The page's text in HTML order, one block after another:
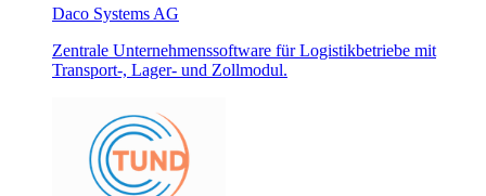
Daco Systems AG
Zentrale Unternehmenssoftware für Logistikbetriebe mit
Transport-, Lager- und Zollmodul.